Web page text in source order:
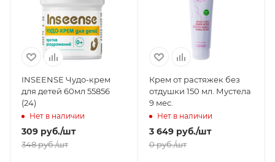
INSEENSE Чудо-крем
для детей 60мл 55856
(24)
Нет в наличии
309 руб./шт
348руб./шт
Крем от растяжек без
отдушки 150 мл. Мустела
9 мес.
Нет в наличии
3 649руб./шт
0руб./шт